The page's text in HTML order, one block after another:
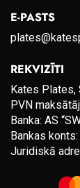
E-PASTS
REKVIZĪTI
Kates Plates,
PVN
Banka: AS
Bankas
Juridiskā